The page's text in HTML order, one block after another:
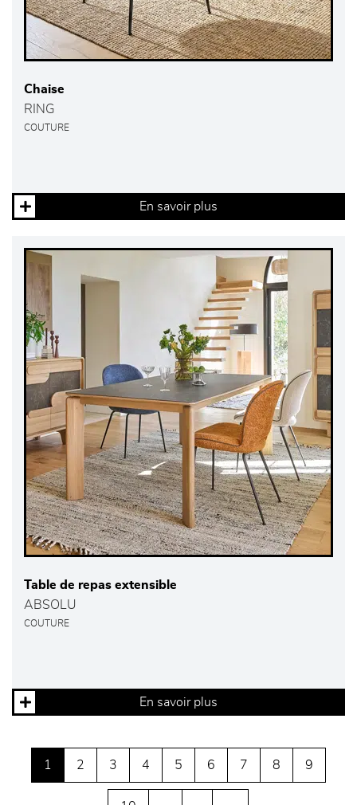
Chaise
RING
COUTURE
En savoir plus
Table de repas extensible
ABSOLU
COUTURE
En savoir plus
1 2 3 4 5 6 7 8 9